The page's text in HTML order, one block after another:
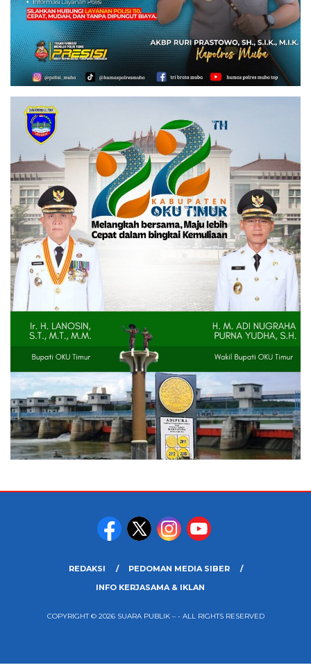
REDAKSI
PEDOMAN MEDIA SIBER
INFO KERJASAMA & IKLAN
COPYRIGHT © 2026 SUARA PUBLIK – - ALL RIGHTS RESERVED